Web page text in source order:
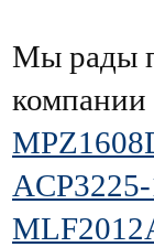
Мы рады
компании